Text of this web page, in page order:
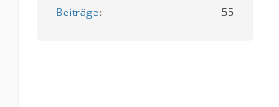
Beiträge
55